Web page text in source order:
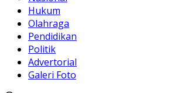
Hukum
Olahraga
Pendidikan
Politik
Advertorial
Galeri Foto